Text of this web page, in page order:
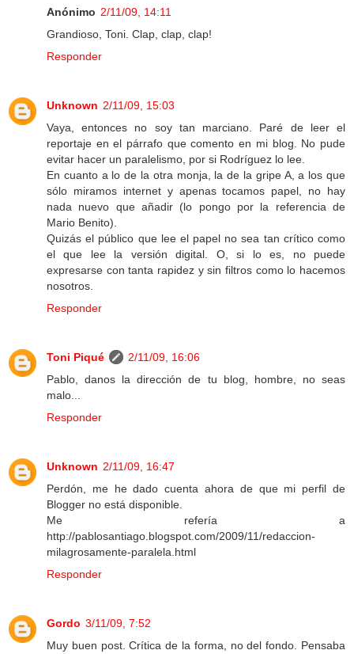
Anónimo 2/11/09, 14:11
Grandioso, Toni. Clap, clap, clap!
Responder
Unknown 2/11/09, 15:03
Vaya, entonces no soy tan marciano. Paré de leer el
reportaje en el párrafo que comento en mi blog. No pude
evitar hacer un paralelismo, por si Rodríguez lo lee.
En cuanto a lo de la otra monja, la de la gripe A, a los que
sólo miramos internet y apenas tocamos papel, no hay
nada nuevo que añadir (lo pongo por la referencia de
Mario Benito).
Quizás el público que lee el papel no sea tan crítico como
el que lee la versión digital. O, si lo es, no puede
expresarse con tanta rapidez y sin filtros como lo hacemos
nosotros.
Responder
Toni Piqué
2/11/09, 16:06
Pablo, danos la dirección de tu blog, hombre, no seas
malo...
Responder
Unknown 2/11/09, 16:47
Perdón, me he dado cuenta ahora de que mi perfil de
Blogger no está disponible.
Me refería a
http://pablosantiago.blogspot.com/2009/11/redaccion-
milagrosamente-paralela.html
Responder
Gordo 3/11/09, 7:52
Muy buen post. Crítica de la forma, no del fondo. Pensaba